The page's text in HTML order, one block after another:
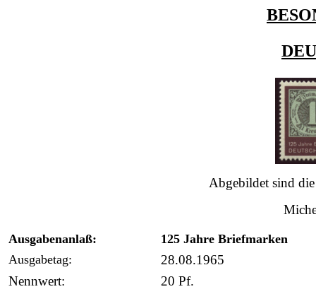
Abgebildet sind
Ausgabenanlaß:
125 Jahre Briefmarken
Ausgabetag:
28.08.1965
Nennwert:
20 Pf.